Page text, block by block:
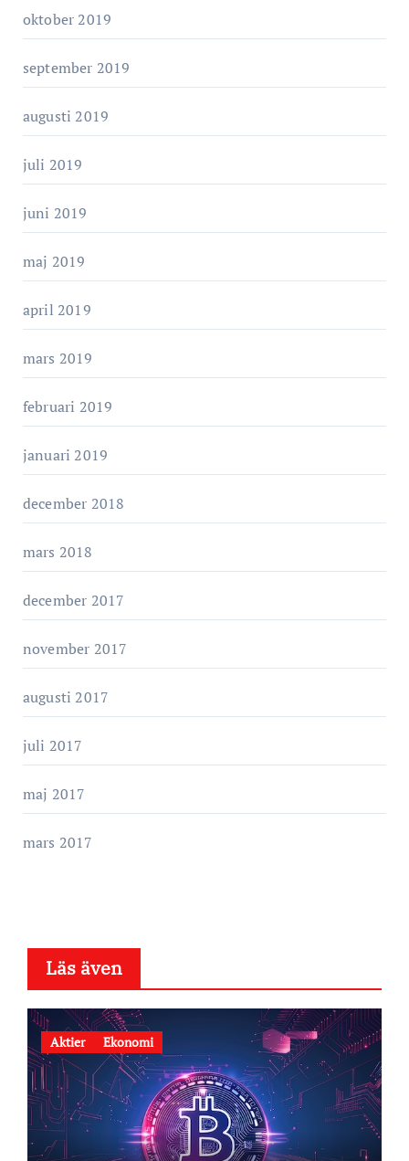
oktober 2019
september 2019
augusti 2019
juli 2019
juni 2019
maj 2019
april 2019
mars 2019
februari 2019
januari 2019
december 2018
mars 2018
december 2017
november 2017
augusti 2017
juli 2017
maj 2017
mars 2017
Läs även
Aktier Ekonomi